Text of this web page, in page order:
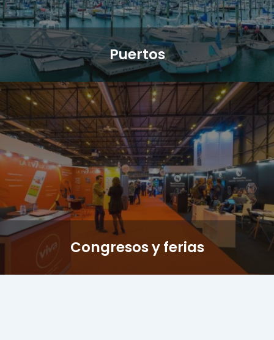
Puertos
Congresos y ferias